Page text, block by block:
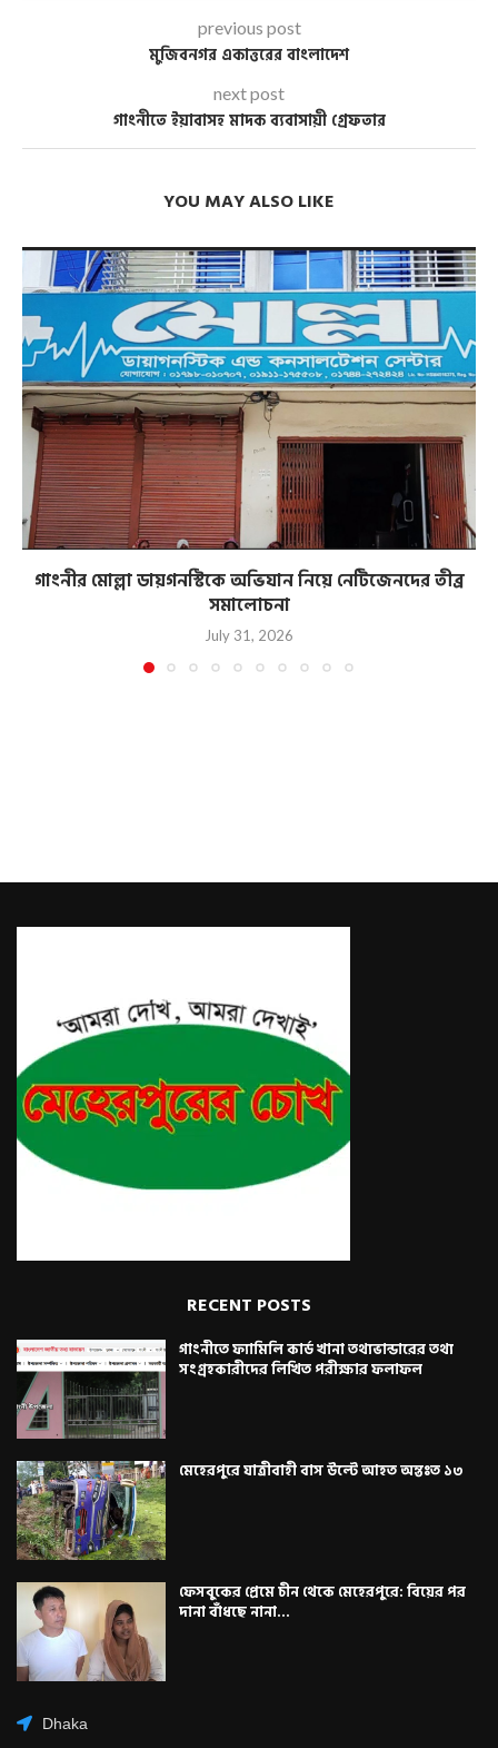
previous post
মুজিবনগর একাত্তরের বাংলাদেশ
next post
গাংনীতে ইয়াবাসহ মাদক ব্যবাসায়ী গ্রেফতার
YOU MAY ALSO LIKE
গাংনীর মোল্লা ডায়গনস্টিকে অভিযান নিয়ে নেটিজেনদের তীব্র
সমালোচনা
July 31, 2026
RECENT POSTS
গাংনীতে ফ্যামিলি কার্ড খানা তথ্যভান্ডারের তথ্য
সংগ্রহকারীদের লিখিত পরীক্ষার ফলাফল
মেহেরপুরে যাত্রীবাহী বাস উল্টে আহত অন্তঃত ১৩
ফেসবুকের প্রেমে চীন থেকে মেহেরপুরে: বিয়ের পর
দানা বাঁধছে নানা...
Dhaka